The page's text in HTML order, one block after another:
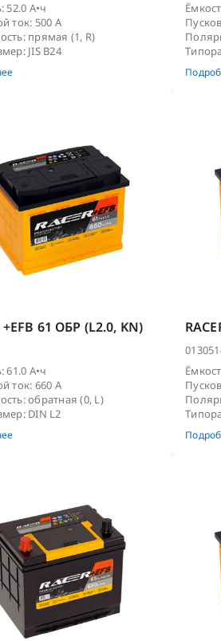
52.0 А•ч
ток: 500 А
прямая (1, R)
JIS B24
+EFB 61 ОБР (L2.0, KN)
61.0 А•ч
ток: 660 А
обратная (0, L)
DIN L2